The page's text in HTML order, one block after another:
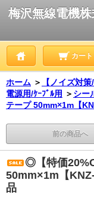
梅沢無線電機
カート
ホーム ＞
【ノイズ対
電源用/ｹｰﾌﾞﾙ用 ＞ シー
テープ 50mm×1m【
前の商品へ
◎【特価
50mm×1m【
品